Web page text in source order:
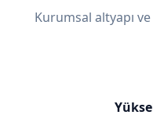
Kurumsal altyapı